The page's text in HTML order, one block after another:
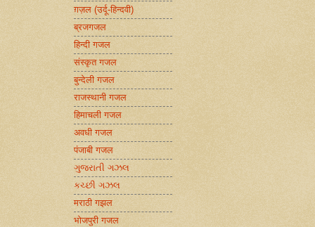
ग़ज़ल (उर्दू-हिन्दवी)
ब्रजगजल
हिन्दी गजल
संस्कृत गजल
बुन्देली गजल
राजस्थानी गजल
हिमाचली गजल
अवधी गजल
पंजाबी गजल
ગુજરાતી ગઝલ
કચ્છી ગઝલ
मराठी गझल
भोजपुरी गजल